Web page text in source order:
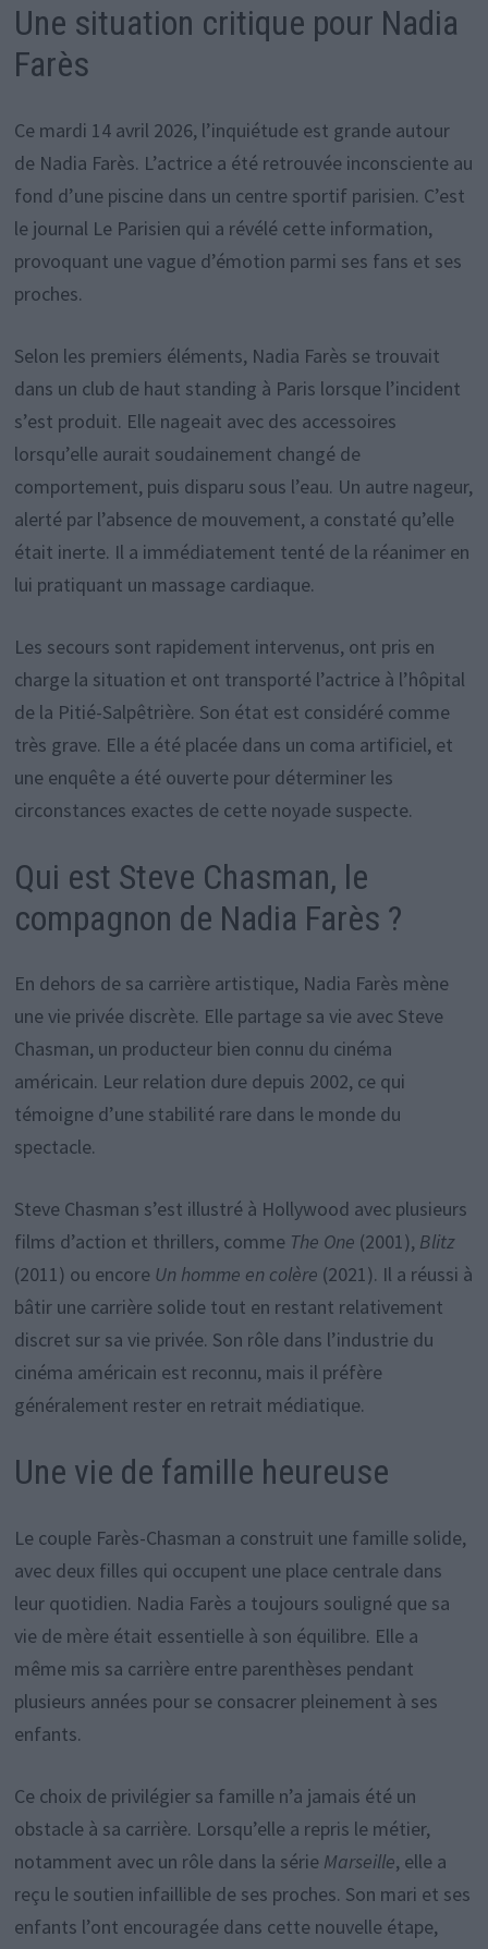
Une situation critique pour Nadia
Farès
Ce mardi 14 avril 2026, l’inquiétude est grande autour
de Nadia Farès. L’actrice a été retrouvée inconsciente au
fond d’une piscine dans un centre sportif parisien. C’est
le journal Le Parisien qui a révélé cette information,
provoquant une vague d’émotion parmi ses fans et ses
proches.
Selon les premiers éléments, Nadia Farès se trouvait
dans un club de haut standing à Paris lorsque l’incident
s’est produit. Elle nageait avec des accessoires
lorsqu’elle aurait soudainement changé de
comportement, puis disparu sous l’eau. Un autre nageur,
alerté par l’absence de mouvement, a constaté qu’elle
était inerte. Il a immédiatement tenté de la réanimer en
lui pratiquant un massage cardiaque.
Les secours sont rapidement intervenus, ont pris en
charge la situation et ont transporté l’actrice à l’hôpital
de la Pitié-Salpêtrière. Son état est considéré comme
très grave. Elle a été placée dans un coma artificiel, et
une enquête a été ouverte pour déterminer les
circonstances exactes de cette noyade suspecte.
Qui est Steve Chasman, le
compagnon de Nadia Farès ?
En dehors de sa carrière artistique, Nadia Farès mène
une vie privée discrète. Elle partage sa vie avec Steve
Chasman, un producteur bien connu du cinéma
américain. Leur relation dure depuis 2002, ce qui
témoigne d’une stabilité rare dans le monde du
spectacle.
Steve Chasman s’est illustré à Hollywood avec plusieurs
films d’action et thrillers, comme The One (2001), Blitz
(2011) ou encore Un homme en colère (2021). Il a réussi à
bâtir une carrière solide tout en restant relativement
discret sur sa vie privée. Son rôle dans l’industrie du
cinéma américain est reconnu, mais il préfère
généralement rester en retrait médiatique.
Une vie de famille heureuse
Le couple Farès-Chasman a construit une famille solide,
avec deux filles qui occupent une place centrale dans
leur quotidien. Nadia Farès a toujours souligné que sa
vie de mère était essentielle à son équilibre. Elle a
même mis sa carrière entre parenthèses pendant
plusieurs années pour se consacrer pleinement à ses
enfants.
Ce choix de privilégier sa famille n’a jamais été un
obstacle à sa carrière. Lorsqu’elle a repris le métier,
notamment avec un rôle dans la série Marseille, elle a
reçu le soutien infaillible de ses proches. Son mari et ses
enfants l’ont encouragée dans cette nouvelle étape,